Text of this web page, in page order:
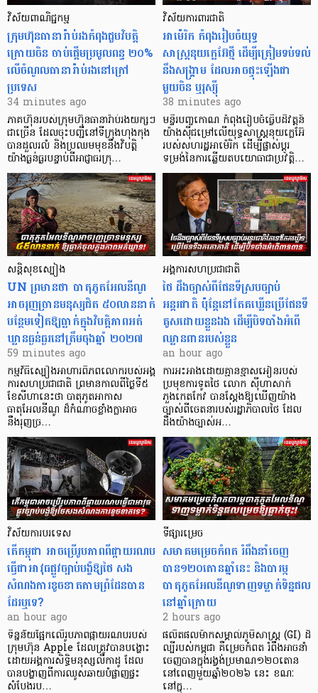
វិស័យពាណិជ្ជកម្ម
ក្រុមហ៊ុនធានារ៉ាប់រងកំពុងជួបវិបត្តិ
ក្រោយចិន ចាប់ផ្តើមប្រមូលពន្ធ ២០%
លើចំណូលធានារ៉ាប់រងនៅក្រៅ
ប្រទេស
34 minutes ago
ភាគហ៊ុនរបស់ក្រុមហ៊ុនធានារ៉ាប់រងយក្សៗ
ជាច្រើន ដែលចុះបញ្ជីនៅទីក្រុងហុងកុង
បានដួលរលំ និងប្រឈមមុខនឹងវិបត្តិ
យ៉ាងធ្ងន់ធ្ងរបន្ទាប់ពីអាជ្ញាធរក្រុ…
វិស័យការពារជាតិ
អាម៉េរិក កំពុងរៀបចំយុទ្ធ
សាស្ត្រនុយក្លេអ៊ែថ្មី ដើម្បីត្រៀមទប់ទល់
នឹងសង្គ្រាម ដែលអាចផ្ទុះឡើងជា
មួយចិន ឬរុស្ស៊ី
38 minutes ago
មន្ទីរបញ្ចកោណ កំពុងរៀបចំធ្វើបដិវត្តន៍
យ៉ាងស៊ីជម្រៅលើយុទ្ធសាស្ត្រនុយក្លេអ៊ែ
របស់សហរដ្ឋអាម៉េរិក ដើម្បីផ្លាស់ប្តូរ
ទម្រង់នៃការឆ្លើយតបយោធាជាប្រវត្តិ…
សន្តិសុខស្បៀង
UN ព្រមានថា បាតុភូតអែលនីណូ
អាចរុញច្រានមនុស្សជិត ៥០លាននាក់
បន្ថែមទៀតឱ្យធ្លាក់ក្នុងវិបត្តិ​ភាពអត់
ឃ្លានធ្ងន់ធ្ងរនៅត្រឹមចុងឆ្នាំ ២០២៧
59 minutes ago
កម្មវិធីស្បៀងអាហារពិភពលោករបស់អង្គ
ការសហប្រជាជាតិ ព្រមាន​កាលពីថ្ងៃទី៥
ខែសីហានេះថា បាតុភូតអាកាស
ធាតុអែលនីណូ ដ៏កំណាចខ្លាំងក្លាអាច
នឹងរុញច្រ…
អង្គការសហប្រជាជាតិ
ថៃ ដឹងច្បាស់ពីផែនទីស្របច្បាប់
អន្តរជាតិ ប៉ុន្តែនៅតែគឃ្លើនប្រើផែនទី
គូសដោយខ្លួនឯង ដើម្បីបិទបាំងអំពើ
ឈ្លានពានរបស់ខ្លួន
an hour ago
ការអះអាងដោយគ្មានខ្មាសអៀនរបស់
ប្រមុខការទូតថៃ លោក ស៊ីហាសាក់
ភួងកេតកែវ បានស្តែងឱ្យឃើញយ៉ាង
ច្បាស់ពីចេតនារបស់រដ្ឋាភិបាលថៃ ដែល
ដឹងយ៉ាងច្បាស់អ…
វិស័យការបរទេស
តើកម្ពុជា អាចប្រើរូបភាពពីផ្កាយរណប
ធ្វើជាអាវុធផ្លូវច្បាប់បង្ខំឱ្យថៃ សង
សំណងការខូចខាតតាមព្រំដែនបាន
ដែរឬទេ?​
an hour ago
ទិន្នន័យផ្អែកលើរូបភាពផ្កាយរណបរបស់
ក្រុមហ៊ុន Apple ដែលត្រូវបានបង្ហោះ
ដោយអង្គការសិទ្ធិមនុស្សលីកាដូ ដែល
បានបង្ហាញពីការឈូសឆាយបំផ្លាញផ្ទះ
សំបែងរប…
ទីផ្សារម្រេច
សមាគមម្រេចកំពត រំពឹងនាំចេញ
បាន១២០តោនឆ្នាំនេះ និងបារម្ភ
បាតុភូតអែលនីណូទាញទម្លាក់ទិន្នផល
នៅឆ្នាំក្រោយ
2 hours ago
ផលិតផលម៉ាកសម្គាល់ភូមិសាស្ត្រ (GI) ដ៏
ល្បីរបស់កម្ពុជា គឺម្រេចកំពត រំពឹងអាចនាំ
ចេញបានក្នុងរង្វង់ប្រមាណ១២០តោន
នៅពេញមួយឆ្នាំ២០២៦ នេះ ខណៈ
នៅក្នុ…